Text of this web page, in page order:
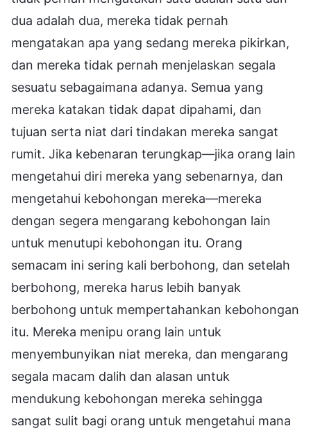
dua adalah dua, mereka tidak pernah
mengatakan apa yang sedang mereka pikirkan,
dan mereka tidak pernah menjelaskan segala
sesuatu sebagaimana adanya. Semua yang
mereka katakan tidak dapat dipahami, dan
tujuan serta niat dari tindakan mereka sangat
rumit. Jika kebenaran terungkap—jika orang lain
mengetahui diri mereka yang sebenarnya, dan
mengetahui kebohongan mereka—mereka
dengan segera mengarang kebohongan lain
untuk menutupi kebohongan itu. Orang
semacam ini sering kali berbohong, dan setelah
berbohong, mereka harus lebih banyak
berbohong untuk mempertahankan kebohongan
itu. Mereka menipu orang lain untuk
menyembunyikan niat mereka, dan mengarang
segala macam dalih dan alasan untuk
mendukung kebohongan mereka sehingga
sangat sulit bagi orang untuk mengetahui mana